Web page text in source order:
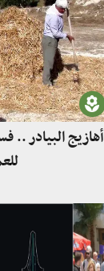
أهازيج البيادر ..